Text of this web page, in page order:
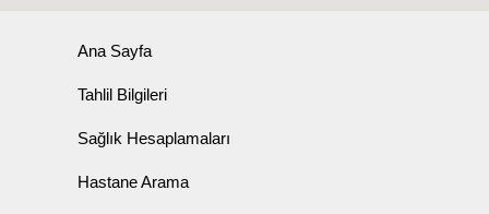
Ana Sayfa
Tahlil Bilgileri
Sağlık Hesaplamaları
Hastane Arama